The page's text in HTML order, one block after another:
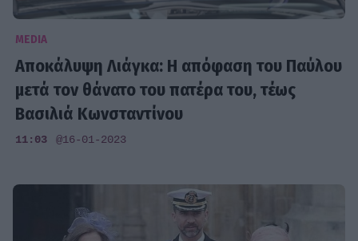
MEDIA
Αποκάλυψη Λιάγκα: Η απόφαση του Παύλου
μετά τον θάνατο του πατέρα του, τέως
Βασιλιά Κωνσταντίνου
11:03 @16-01-2023